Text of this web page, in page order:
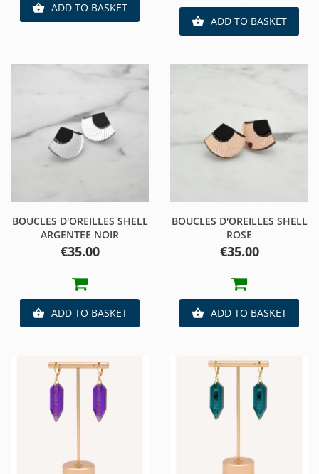
 ADD TO BASKET
 ADD TO BASKET
BOUCLES D'OREILLES SHELL
ARGENTEE NOIR
Price
€35.00
 ADD TO BASKET
BOUCLES D'OREILLES SHELL
ROSE
Price
€35.00
 ADD TO BASKET